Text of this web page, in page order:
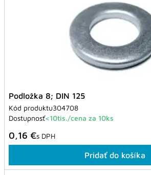
Podložka 8; DIN 125
Kód produktu304708
Dostupnosť<10tis./cena za 10ks
0,16 €s DPH
Pridať do košíka